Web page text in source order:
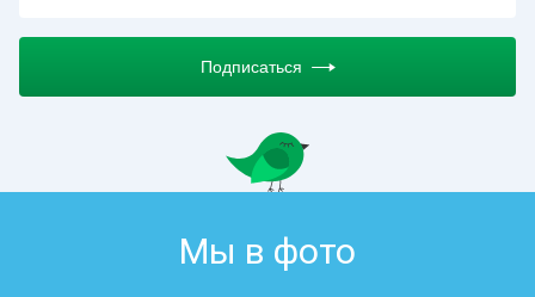
Подписаться
Мы в фото